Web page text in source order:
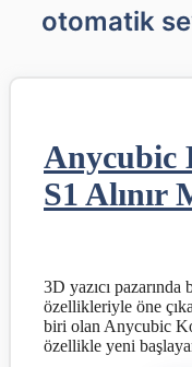
otomatik
Anycubic
S1 Alınır
3D yazıcı pazarında
özellikleriyle öne
biri olan Anycubic
özellikle yeni